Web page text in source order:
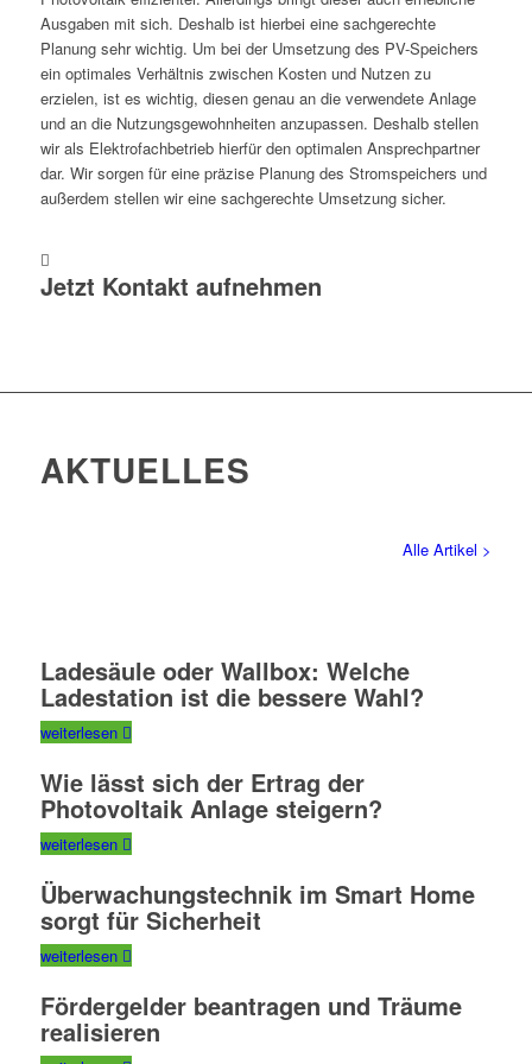
Ausgaben mit sich. Deshalb ist hierbei eine sachgerechte
Planung sehr wichtig. Um bei der Umsetzung des PV-Speichers
ein optimales Verhältnis zwischen Kosten und Nutzen zu
erzielen, ist es wichtig, diesen genau an die verwendete Anlage
und an die Nutzungsgewohnheiten anzupassen. Deshalb stellen
wir als Elektrofachbetrieb hierfür den optimalen Ansprechpartner
dar. Wir sorgen für eine präzise Planung des Stromspeichers und
außerdem stellen wir eine sachgerechte Umsetzung sicher.
Jetzt Kontakt aufnehmen
AKTUELLES
Alle Artikel >
Ladesäule oder Wallbox: Welche
Ladestation ist die bessere Wahl?
weiterlesen
Wie lässt sich der Ertrag der
Photovoltaik Anlage steigern?
weiterlesen
Überwachungstechnik im Smart Home
sorgt für Sicherheit
weiterlesen
Fördergelder beantragen und Träume
realisieren